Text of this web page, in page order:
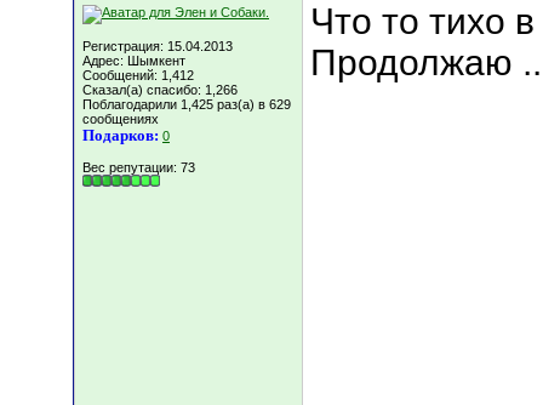
Регистрация: 15.04.2013
Адрес: Шымкент
Сообщений: 1,412
Сказал(а) спасибо: 1,266
Поблагодарили 1,425 раз(а) в 629
сообщениях
Подарков: 0
Вес репутации: 73
Что то тихо
Продолжаю